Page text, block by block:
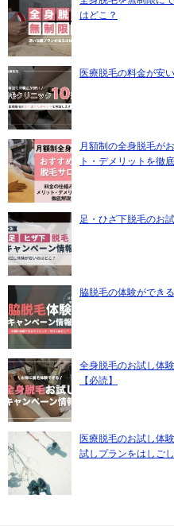
はどこ？
医療脱毛の料金が安
月額制の全身脱毛が
ト・デメリットを徹
足・ひざ下脱毛のお
脇脱毛の体験ができ
全身脱毛のお試し体
【必読】
医療脱毛のお試し体
試しプランをはしご